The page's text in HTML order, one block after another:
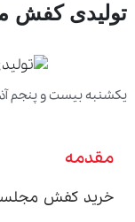
تولیدی کفش
یکشنبه بیست و پنجم آذر
مقدمه
خرید کفش مجلسی